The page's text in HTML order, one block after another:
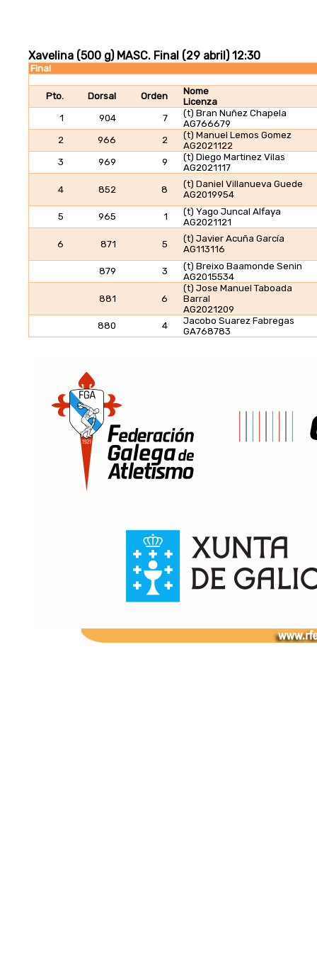
Final
Pto. Dorsal Orden
Nome
Licenza
1
904 7
(t) Bran Nuñez Chapela
AG766679
2
966 2
(t) Manuel Lemos Gomez
AG2021122
3
969 9
(t) Diego Martinez Vilas
AG2021117
4 852 8
(t) Daniel Villanueva Guede
AG2019954
5 965 1
(t) Yago Juncal Alfaya
AG2021121
6 871 5
(t) Javier Acuña García
AG113116
879 3
(t) Breixo Baamonde Senin
AG2015534
881 6
(t) Jose Manuel Taboada
Barral
AG2021209
880
4
Jacobo Suarez Fabregas
GA768783
Xavelina (500 g) MASC. Final (29 abril) 12:30